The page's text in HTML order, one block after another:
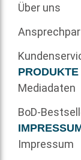
Über uns
PRODUKTE
Mediadaten
BoD-
Impressum